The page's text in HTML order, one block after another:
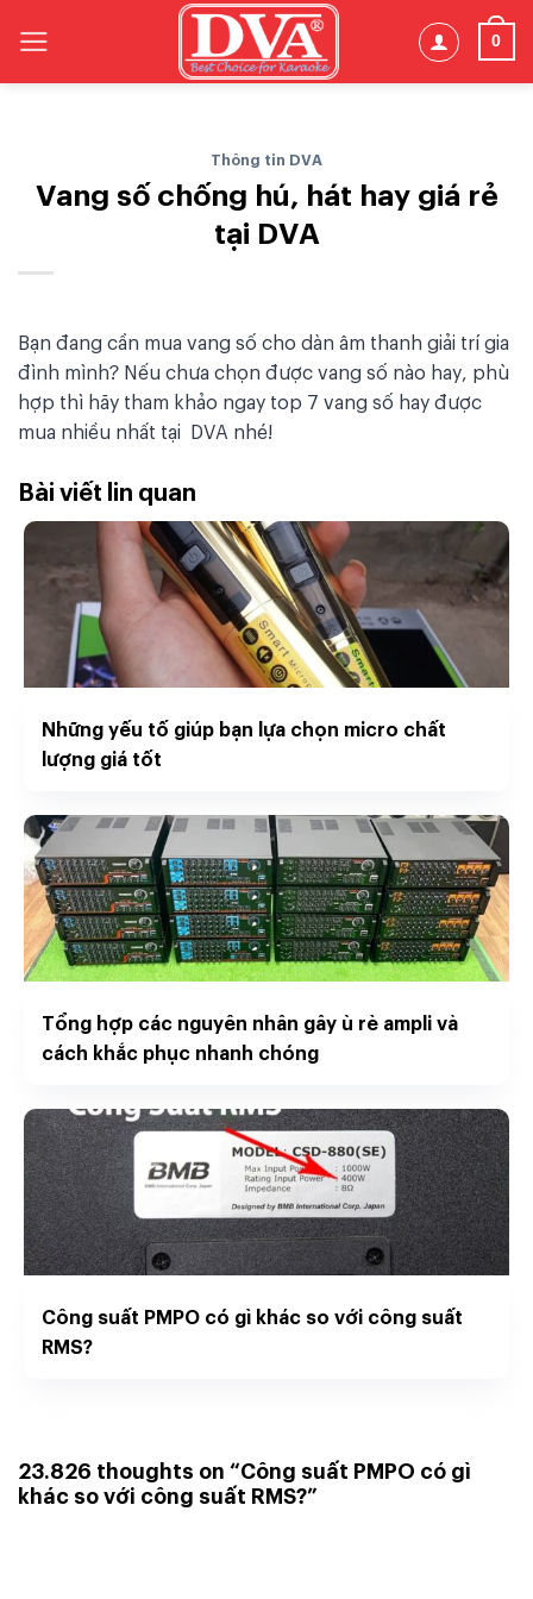
content
0
Thông tin DVA
Vang số chống hú, hát hay giá rẻ
tại DVA
Bạn đang cần mua vang số cho dàn âm thanh giải trí gia
đình mình? Nếu chưa chọn được vang số nào hay, phù
hợp thì hãy tham khảo ngay top 7 vang số hay được
mua nhiều nhất tại DVA nhé!
Bài viết lin quan
Những yếu tố giúp bạn lựa chọn micro chất
lượng giá tốt
Tổng hợp các nguyên nhân gây ù rè ampli và
cách khắc phục nhanh chóng
Công suất PMPO có gì khác so với công suất
RMS?
23.826 thoughts on “Công suất PMPO có gì
khác so với công suất RMS?”